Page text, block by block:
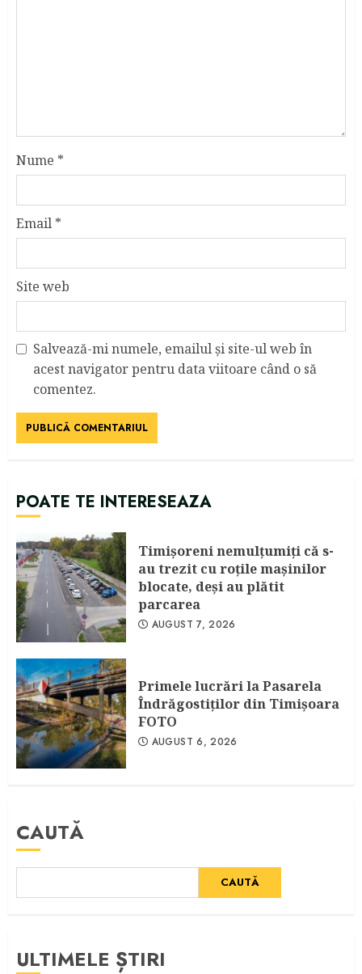
Nume *
Email *
Site web
Salvează-mi numele, emailul și site-ul web în
acest navigator pentru data viitoare când o să
comentez.
POATE TE INTERESEAZA
Timişoreni nemulţumiţi că s-
au trezit cu roţile maşinilor
blocate, deşi au plătit
parcarea
AUGUST 7, 2026
Primele lucrări la Pasarela
Îndrăgostiţilor din Timişoara
FOTO
AUGUST 6, 2026
CAUTĂ
CAUTĂ
ULTIMELE ȘTIRI